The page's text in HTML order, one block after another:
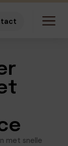
met snelle